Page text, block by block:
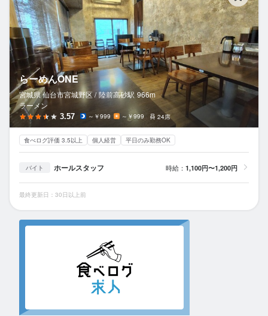
らーめんONE
宮城県 仙台市宮城野区 / 陸前高砂駅 966m
ラーメン
3.57 ～￥999 ～￥999 24席
食べログ評価 3.5以上 個人経営 平日のみ勤務OK
バイト ホールスタッフ 時給： 1,100円〜1,200円
最終更新日：30日以上前